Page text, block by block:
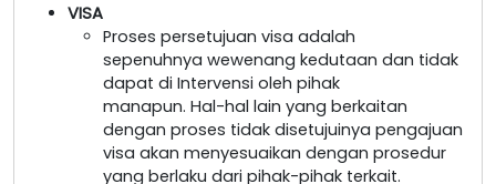
VISA
Proses persetujuan visa adalah
sepenuhnya wewenang kedutaan dan tidak
dapat di Intervensi oleh pihak
manapun. Hal-hal lain yang berkaitan
dengan proses tidak disetujuinya pengajuan
visa akan menyesuaikan dengan prosedur
yang berlaku dari pihak-pihak terkait.